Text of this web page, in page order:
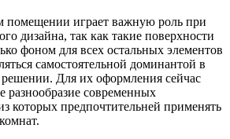
помещении играет важную роль при
дизайна, так как такие поверхности
фоном для всех остальных элементов
самостоятельной доминантой в
Для их оформления сейчас
разнообразие современных
которых предпочтительней применять